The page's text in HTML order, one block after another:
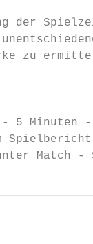
der
zu
Minuten -
Match -